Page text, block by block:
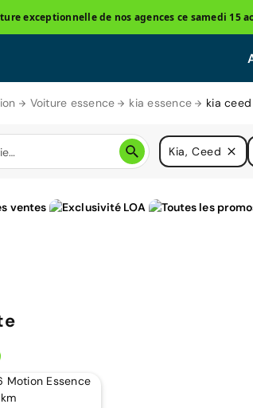
exceptionnelle de nos agences ce samedi 15
Voiture essence kia essence kia
Kia, Ceed